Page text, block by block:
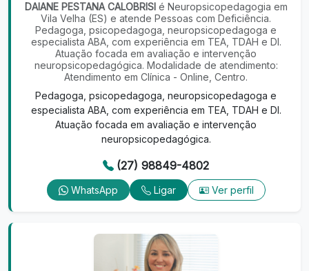
DAIANE PESTANA CALOBRISIé Neuropsicopedagogia em
Vila Velha (ES) e atende Pessoas com Deficiência.
Pedagoga, psicopedagoga, neuropsicopedagoga e
especialista ABA, com experiência em TEA, TDAH e DI.
Atuação focada em avaliação e intervenção
neuropsicopedagógica. Modalidade de atendimento:
Atendimento em Clínica - Online, Centro.
Pedagoga, psicopedagoga, neuropsicopedagoga e
especialista ABA, com experiência em TEA, TDAH e DI.
Atuação focada em avaliação e intervenção
neuropsicopedagógica.
(27) 98849-4802
WhatsApp Ligar Ver perfil